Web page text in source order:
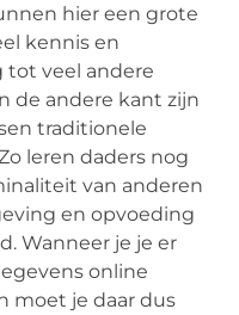
hier een grote
kennis en
tot veel andere
de andere kant zijn
traditionele
leren daders nog
van anderen
en opvoeding
Wanneer je je er
online
moet je daar dus